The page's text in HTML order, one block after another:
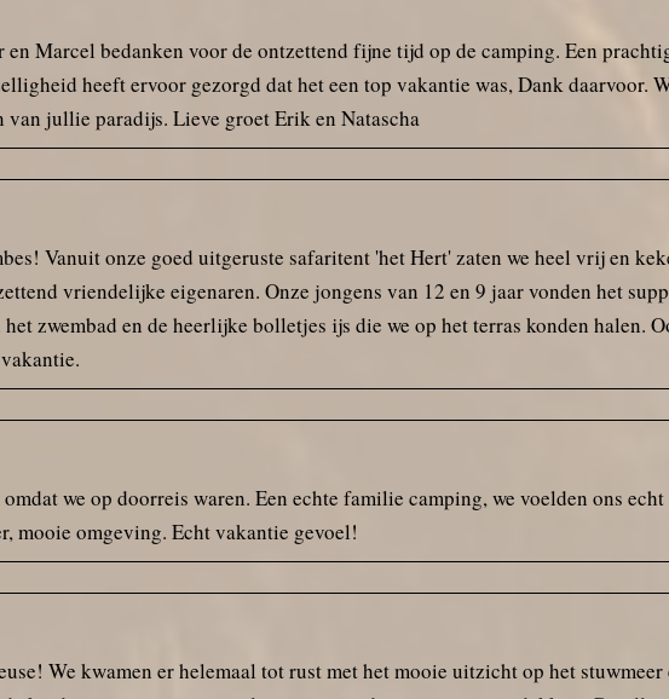
Marcel bedanken voor de ontzettend fijne tijd op de camping. Een
heeft ervoor gezorgd dat het een top vakantie was, Dank daarvoor.
jullie paradijs. Lieve groet Erik en Natascha
Vanuit onze goed uitgeruste safaritent 'het Hert' zaten we heel vrij en
vriendelijke eigenaren. Onze jongens van 12 en 9 jaar vonden het
zwembad en de heerlijke bolletjes ijs die we op het terras konden halen.
we op doorreis waren. Een echte familie camping, we voelden ons
mooie omgeving. Echt vakantie gevoel!
We kwamen er helemaal tot rust met het mooie uitzicht op het